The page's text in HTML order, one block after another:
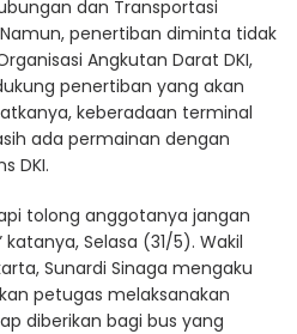
dan Transportasi
penertiban diminta tidak
Angkutan Darat DKI,
penertiban yang akan
keberadaan terminal
ada permainan dengan
DKI.
tolong anggotanya jangan
Selasa (31/5). Wakil
Sunardi Sinaga mengaku
petugas melaksanakan
diberikan bagi bus yang